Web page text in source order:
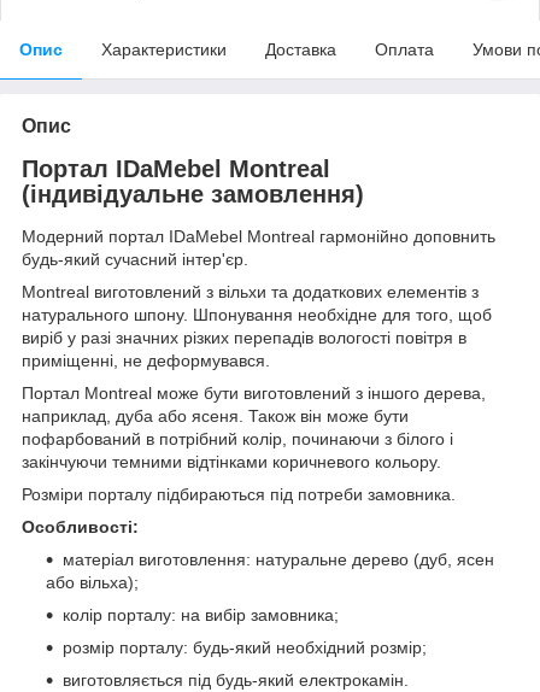
Опис Характеристики Доставка Оплата Умови
Опис
Портал IDaMebel Montreal
(індивідуальне замовлення)
Модерний портал IDaMebel Montreal гармонійно доповнить
будь-який сучасний інтер'єр.
Montreal виготовлений з вільхи та додаткових елементів з
натурального шпону. Шпонування необхідне для того, щоб
виріб у разі значних різких перепадів вологості повітря в
приміщенні, не деформувався.
Портал Montreal може бути виготовлений з іншого дерева,
наприклад, дуба або ясеня. Також він може бути
пофарбований в потрібний колір, починаючи з білого і
закінчуючи темними відтінками коричневого кольору.
Розміри порталу підбираються під потреби замовника.
Особливості:
матеріал виготовлення: натуральне дерево (дуб, ясен
або вільха);
колір порталу: на вибір замовника;
розмір порталу: будь-який необхідний розмір;
виготовляється під будь-який електрокамін.